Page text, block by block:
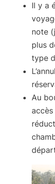
Il y a
note
plus
type
Au
accès